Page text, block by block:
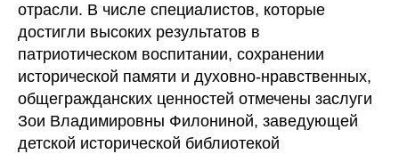
отрасли. В числе специалистов, которые
достигли высоких результатов в
патриотическом воспитании, сохранении
исторической памяти и духовно-нравственных,
общегражданских ценностей отмечены заслуги
Зои Владимировны Филониной, заведующей
детской исторической библиотекой